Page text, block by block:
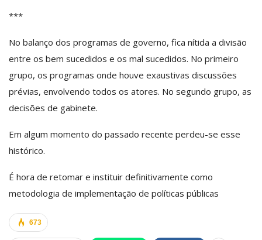
***
No balanço dos programas de governo, fica nítida a divisão
entre os bem sucedidos e os mal sucedidos. No primeiro
grupo, os programas onde houve exaustivas discussões
prévias, envolvendo todos os atores. No segundo grupo, as
decisões de gabinete.
Em algum momento do passado recente perdeu-se esse
histórico.
É hora de retomar e instituir definitivamente como
metodologia de implementação de políticas públicas
673